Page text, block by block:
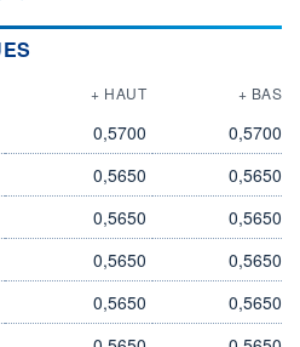
+ HAUT + BAS
0,5700
0,5700
0,5650
0,5650
0,5650
0,5650
0,5650
0,5650
0,5650
0,5650